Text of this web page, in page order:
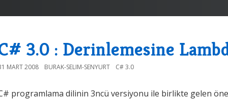
3.0 : Derinlemesine
MART 2008 BURAK-SELIM-SENYURT C# 3.0
programlama dilinin 3ncü versiyonu ile birlikte gelen